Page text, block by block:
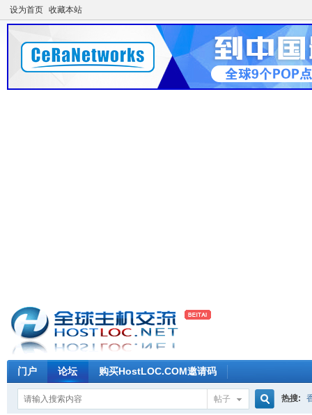
设为首页 收藏本站
门户 论坛 购买HostLOC.COM邀请码
帖子 热搜: